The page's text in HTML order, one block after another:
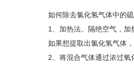
如何除去氯化氢气体中的
1、加热法。隔绝空气，
如果想提取出氯化氢气体
2、将混合气体通过浓过